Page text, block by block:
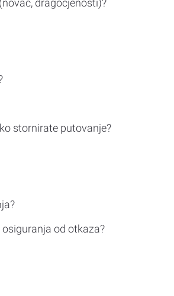
dragocjenosti)?
stornirate putovanje?
od otkaza?